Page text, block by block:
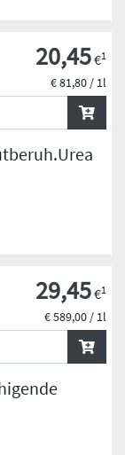
20,45€1
€ 81,80 / 1l
29,45€1
€ 589,00 / 1l